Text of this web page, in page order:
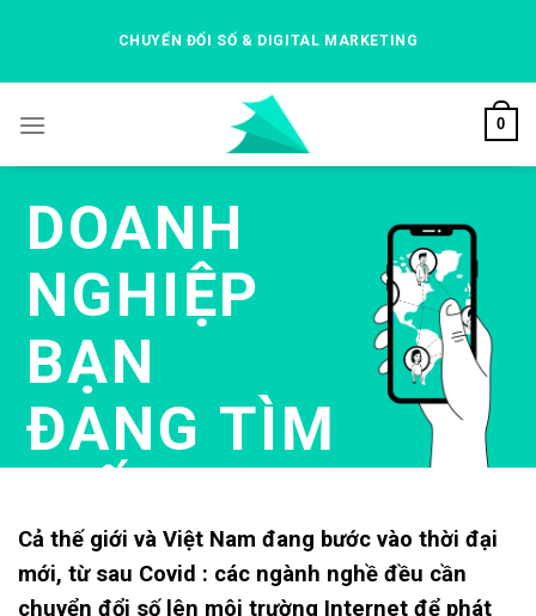
CHUYỂN ĐỔI SỐ & DIGITAL MARKETING
0
DOANH
NGHIỆP
BẠN
ĐANG TÌM
NHỮNG
Cả thế giới và Việt Nam đang bước vào thời đại
mới, từ sau Covid : các ngành nghề đều cần
chuyển đổi số lên môi trường Internet để phát